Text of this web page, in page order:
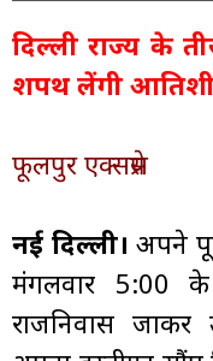
दिल्ली राज्य के
शपथ लेंगी
फूलपुर एक्सप्रेस
नई दिल्ली। अपने
मंगलवार 5:00
राजनिवास